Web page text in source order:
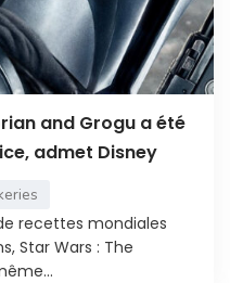
and Grogu a été
admet Disney
recettes mondiales
Star Wars : The